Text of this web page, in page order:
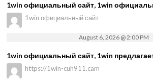
1win официальный сайт, 1win
1win официальный сайт
August 6, 2026 @ 2:00 PM
1win официальный сайт, 1win
https://1win-cuh911.cam